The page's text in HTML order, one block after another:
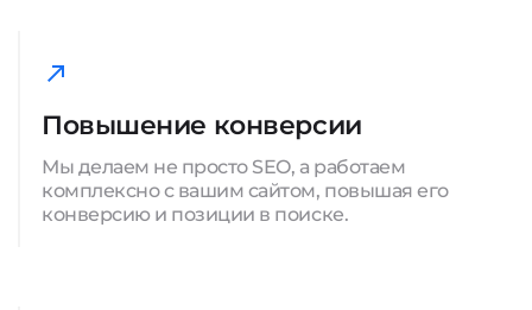
Повышение конверсии
Мы делаем не просто SEO, а работаем
комплексно с вашим сайтом, повышая его
конверсию и позиции в поиске.